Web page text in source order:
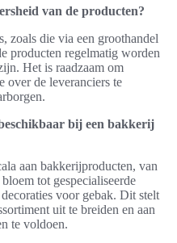
van de producten?
zoals die via een groothandel
producten regelmatig worden
Het is raadzaam om
over de leveranciers te
bij een bakkerij
aan bakkerijproducten, van
tot gespecialiseerde
voor gebak. Dit stelt
uit te breiden en aan
te voldoen.